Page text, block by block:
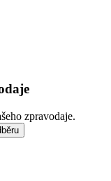
zpravodaje.